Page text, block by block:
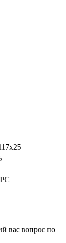
вас вопрос по